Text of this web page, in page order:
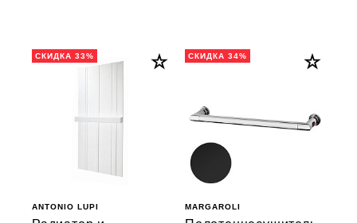
СКИДКА 33%
ANTONIO LUPI
СКИДКА 34%
MARGAROLI